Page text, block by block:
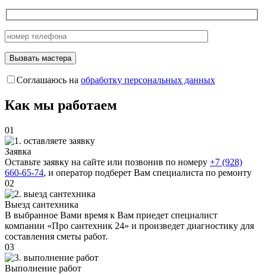
Соглашаюсь на обработку персональных данных
Как мы работаем
01
Заявка
Оставьте заявку на сайте или позвонив по номеру +7 (928)
660-65-74, и оператор подберет Вам специалиста по ремонту
02
Выезд сантехника
В выбранное Вами время к Вам приедет специалист
компании «Про сантехник 24» и произведет диагностику для
составления сметы работ.
03
Выполнение работ